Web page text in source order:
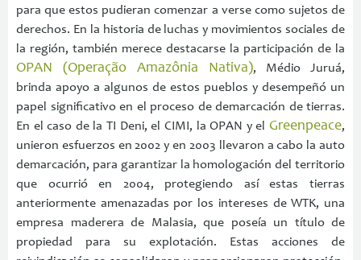
para que estos pudieran comenzar a verse como sujetos de
derechos. En la historia de luchas y movimientos sociales de
la región, también merece destacarse la participación de la
OPAN (Operação Amazônia Nativa), Médio Juruá,
brinda apoyo a algunos de estos pueblos y desempeñó un
papel significativo en el proceso de demarcación de tierras.
En el caso de la TI Deni, el CIMI, la OPAN y el Greenpeace,
unieron esfuerzos en 2002 y en 2003 llevaron a cabo la auto
demarcación, para garantizar la homologación del territorio
que ocurrió en 2004, protegiendo así estas tierras
anteriormente amenazadas por los intereses de WTK, una
empresa maderera de Malasia, que poseía un título de
propiedad para su explotación. Estas acciones de